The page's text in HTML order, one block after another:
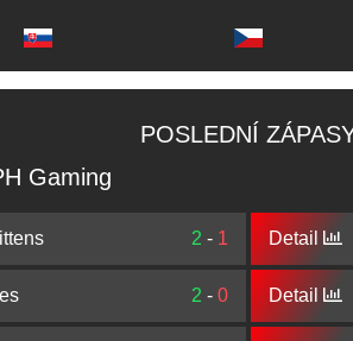
POSLEDNÍ
Gaming
2 - 1
2 - 0
Detail
Detail